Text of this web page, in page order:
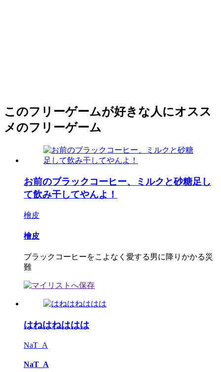
このフリーゲームが好きな人にオスス
メのフリーゲーム
お前のブラックコーヒー、ミルクと砂糖足し
て飲み干してやんよ！
檜皮
檜皮
ブラックコーヒーをこよなく愛する男に降りかかる災
難
はねはねははは
NaT_A
NaT_A